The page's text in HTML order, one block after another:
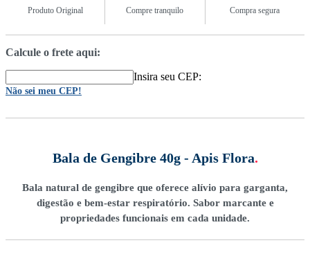
Produto Original Compre tranquilo Compra segura
Calcule o frete aqui:
Insira seu CEP:
Não sei meu CEP!
Bala de Gengibre 40g - Apis Flora.
Bala natural de gengibre que oferece alívio para garganta,
digestão e bem-estar respiratório. Sabor marcante e
propriedades funcionais em cada unidade.